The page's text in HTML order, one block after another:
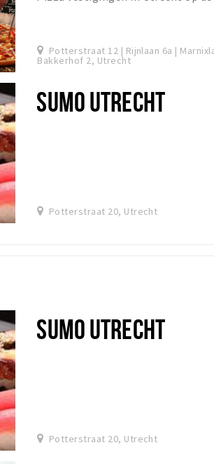
Potterstraat 12 | Rijnlaan 6a |
Bakkerhof 2, Utrecht
SUMO UTRECHT
Potterstraat 20, Utrecht
SUMO UTRECHT
Potterstraat 20, Utrecht